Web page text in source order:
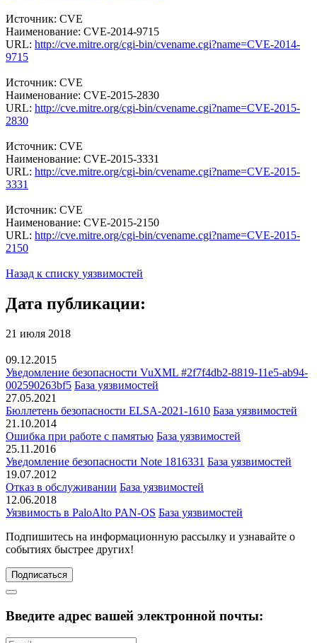
Источник: CVE
Наименование: CVE-2014-9715
URL: http://cve.mitre.org/cgi-bin/cvename.cgi?name=CVE-2014-
9715
Источник: CVE
Наименование: CVE-2015-2830
URL: http://cve.mitre.org/cgi-bin/cvename.cgi?name=CVE-2015-
2830
Источник: CVE
Наименование: CVE-2015-3331
URL: http://cve.mitre.org/cgi-bin/cvename.cgi?name=CVE-2015-
3331
Источник: CVE
Наименование: CVE-2015-2150
URL: http://cve.mitre.org/cgi-bin/cvename.cgi?name=CVE-2015-
2150
Назад к списку уязвимостей
Дата публикации:
21 июля 2018
09.12.2015
Уведомление безопасности VuXML #2f7f4db2-8819-11e5-ab94-
002590263bf5 База уязвимостей
27.05.2021
Бюллетень безопасности ELSA-2021-1610 База уязвимостей
21.10.2014
Ошибка при работе с памятью База уязвимостей
25.11.2016
Уведомление безопасности Note 1816331 База уязвимостей
19.07.2012
Отказ в обслуживании База уязвимостей
12.06.2018
Уязвимость в PaloAlto PAN-OS База уязвимостей
Подпишитесь на информационную рассылку и узнавайте о
событиях быстрее других!
Подписаться
Введите адрес вашей электронной почты: